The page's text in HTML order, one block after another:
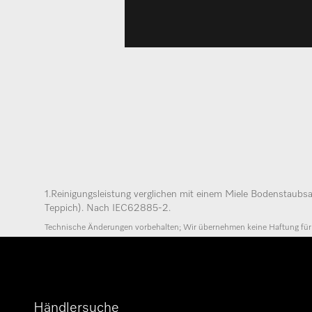
1.Reinigungsleistung verglichen mit einem Miele
Teppich). Nach IEC62885-2.
Technische Änderungen vorbehalten; Wir übernehmen keine Haftung
Händlersuche